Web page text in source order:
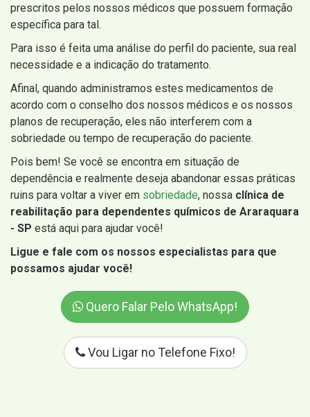
prescritos pelos nossos médicos que possuem formação
específica para tal.
Para isso é feita uma análise do perfil do paciente, sua real
necessidade e a indicação do tratamento.
Afinal, quando administramos estes medicamentos de
acordo com o conselho dos nossos médicos e os nossos
planos de recuperação, eles não interferem com a
sobriedade ou tempo de recuperação do paciente.
Pois bem! Se você se encontra em situação de
dependência e realmente deseja abandonar essas práticas
ruins para voltar a viver em sobriedade, nossa clínica de
reabilitação para dependentes químicos de Araraquara
- SP está aqui para ajudar você!
Ligue e fale com os nossos especialistas para que
possamos ajudar você!
Quero Falar Pelo WhatsApp!
Vou Ligar no Telefone Fixo!